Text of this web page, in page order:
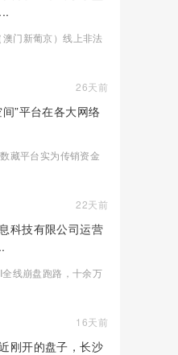
澳门新葡京）线上非法
26天前
”平台在各大网络
藏平台实为传销资金
22天前
科技有限公司运营
线崩盘跑路，十余万
16天前
刚开的盘子，长沙